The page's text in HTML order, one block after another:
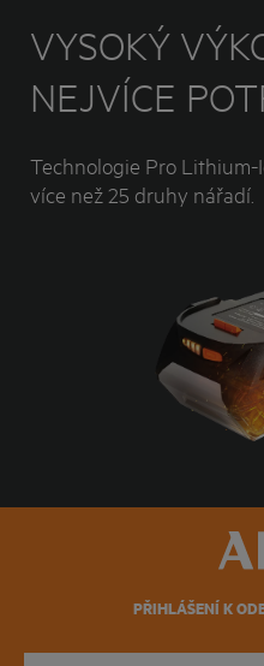
VYSOKÝ
NEJVÍCE
Technologie Pro
více než 25 druhy nářadí.
PŘIHLÁŠENÍ K